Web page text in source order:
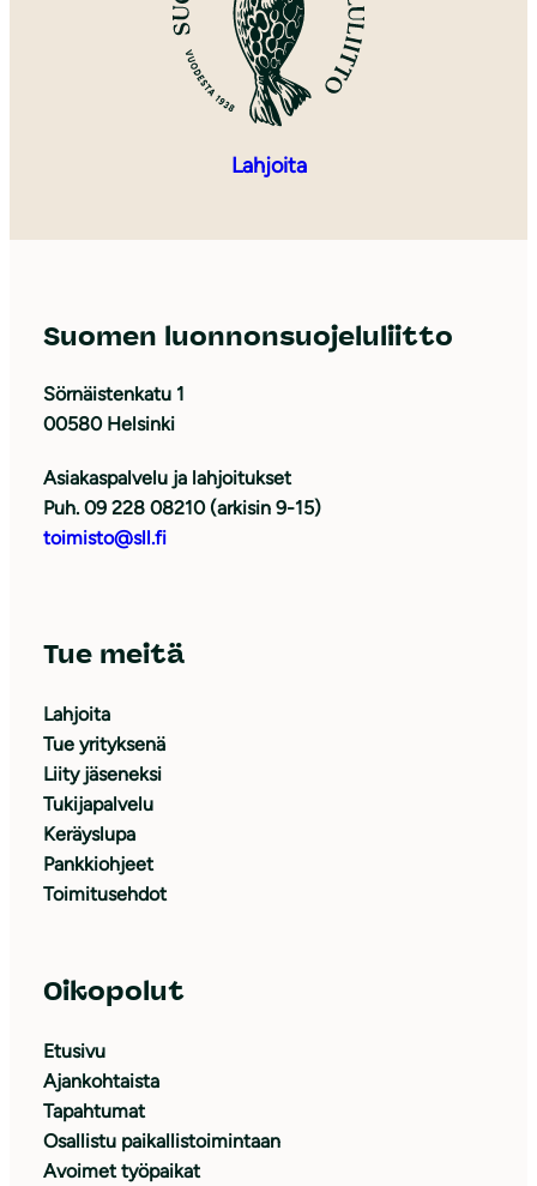
Lahjoita
Suomen luonnonsuojeluliitto
Sörnäistenkatu 1
00580 Helsinki
Asiakaspalvelu ja lahjoitukset
Puh. 09 228 08210 (arkisin 9-15)
toimisto@sll.fi
Tue meitä
Lahjoita
Tue yrityksenä
Liity jäseneksi
Tukijapalvelu
Keräyslupa
Pankkiohjeet
Toimitusehdot
Oikopolut
Etusivu
Ajankohtaista
Tapahtumat
Osallistu paikallistoimintaan
Avoimet työpaikat